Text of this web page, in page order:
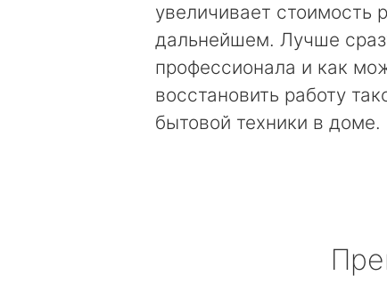
увеличивает стоимость
дальнейшем. Лучше
профессионала и как
восстановить работу
бытовой техники в доме.